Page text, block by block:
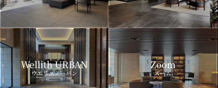
Wellith URBAN
ウエリスアーバン
Zoom
ズーム